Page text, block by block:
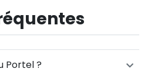
Portel ?